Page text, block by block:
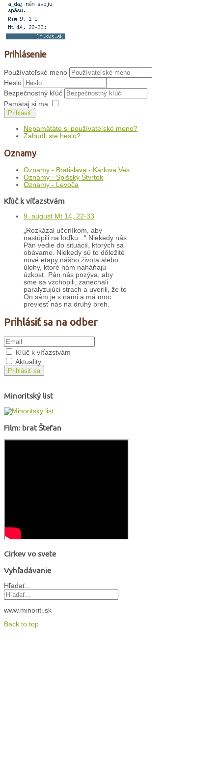
Prihlásenie
Používateľské meno
Heslo
Bezpečnostný kľúč
Pamätaj si ma
Prihlásiť
Nepamätáte si používateľské meno?
Zabudli ste heslo?
Oznamy
Oznamy - Bratislava - Karlova Ves
Oznamy - Spišský Štvrtok
Oznamy - Levoča
Kľúč k víťazstvám
9. august Mt 14, 22-33
„Rozkázal učeníkom, aby
nastúpili na loďku...“ Niekedy nás
Pán vedie do situácií, ktorých sa
obávame. Niekedy sú to dôležité
nové etapy nášho života alebo
úlohy, ktoré nám naháňajú
úzkosť. Pán nás pozýva, aby
sme sa vzchopili, zanechali
paralyzujúci strach a uverili, že to
On sám je s nami a má moc
previesť nás na druhý breh.
Prihlásiť sa na odber
Kľúč k víťazstvám
Aktuality
Prihlásiť sa
Minoritský list
Film: brat Štefan
Cirkev vo svete
Vyhľadávanie
Hľadať...
www.minoriti.sk
Back to top